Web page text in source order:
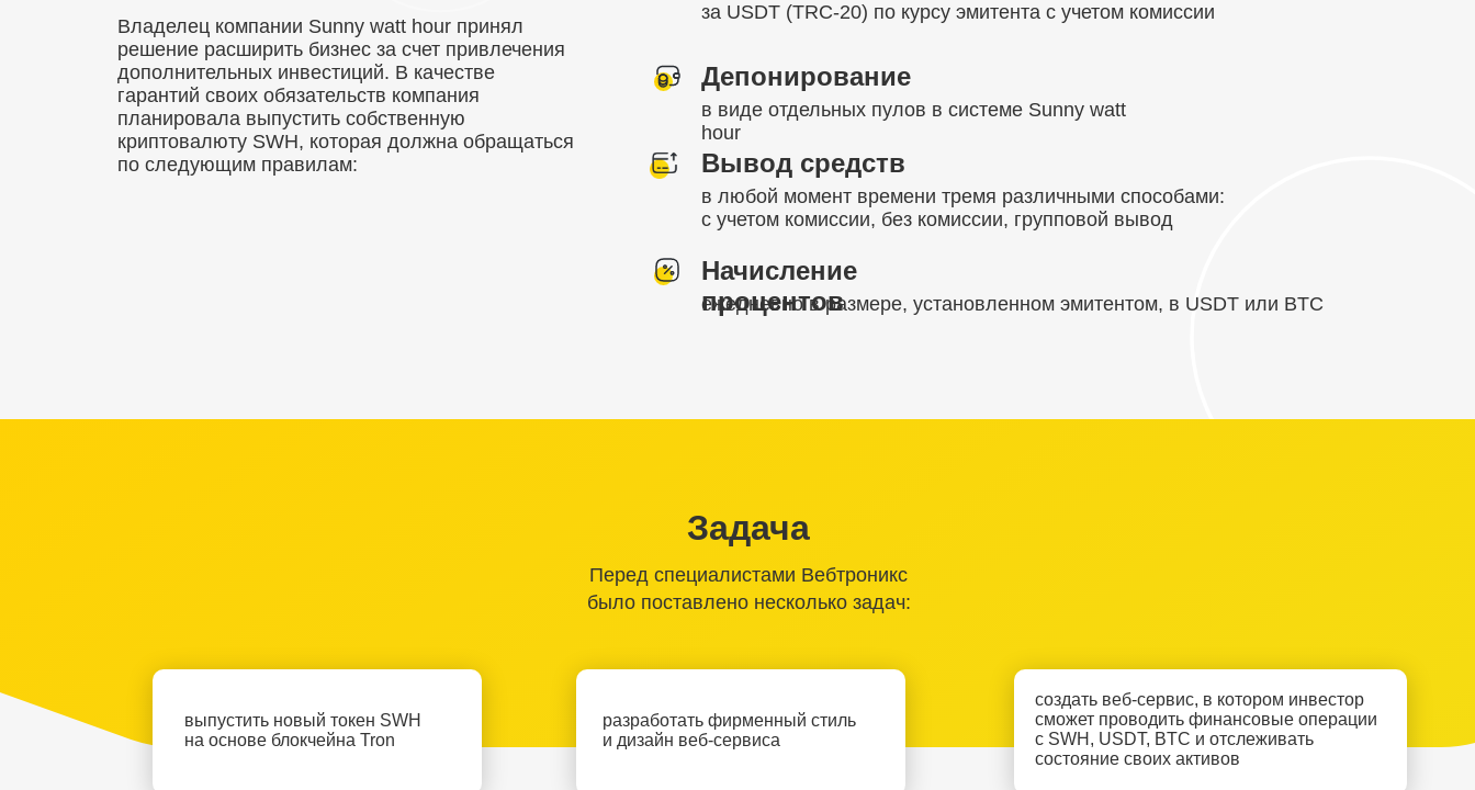
Владелец компании Sunny watt hour принял
решение расширить бизнес за счет привлечения
дополнительных инвестиций. В качестве
гарантий своих обязательств компания
планировала выпустить собственную
криптовалюту SWH, которая должна обращаться
по следующим правилам:
за USDT (TRC-20) по курсу эмитента с учетом комиссии
в виде отдельных пулов в системе Sunny watt
hour
Депонирование
в любой момент времени тремя различными способами:
с учетом комиссии, без комиссии, групповой вывод
Вывод средств
ежедневно в размере, установленном эмитентом, в USDT или BTC
Начисление
процентов
Задача
Перед специалистами Вебтроникс
было поставлено несколько задач:
выпустить новый токен SWH
на основе блокчейна Tron
создать веб-сервис, в котором инвестор
сможет проводить финансовые операции
с SWH, USDT, BTC и отслеживать
состояние своих активов
разработать фирменный стиль
и дизайн веб-сервиса